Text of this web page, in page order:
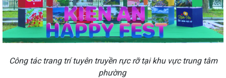
Công tác trang trí tuyên truyền rực rỡ tại khu vực trung tâm
phường